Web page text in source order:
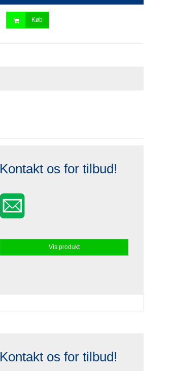
Køb
Kontakt os for tilbud!
Vis produkt
Kontakt os for tilbud!